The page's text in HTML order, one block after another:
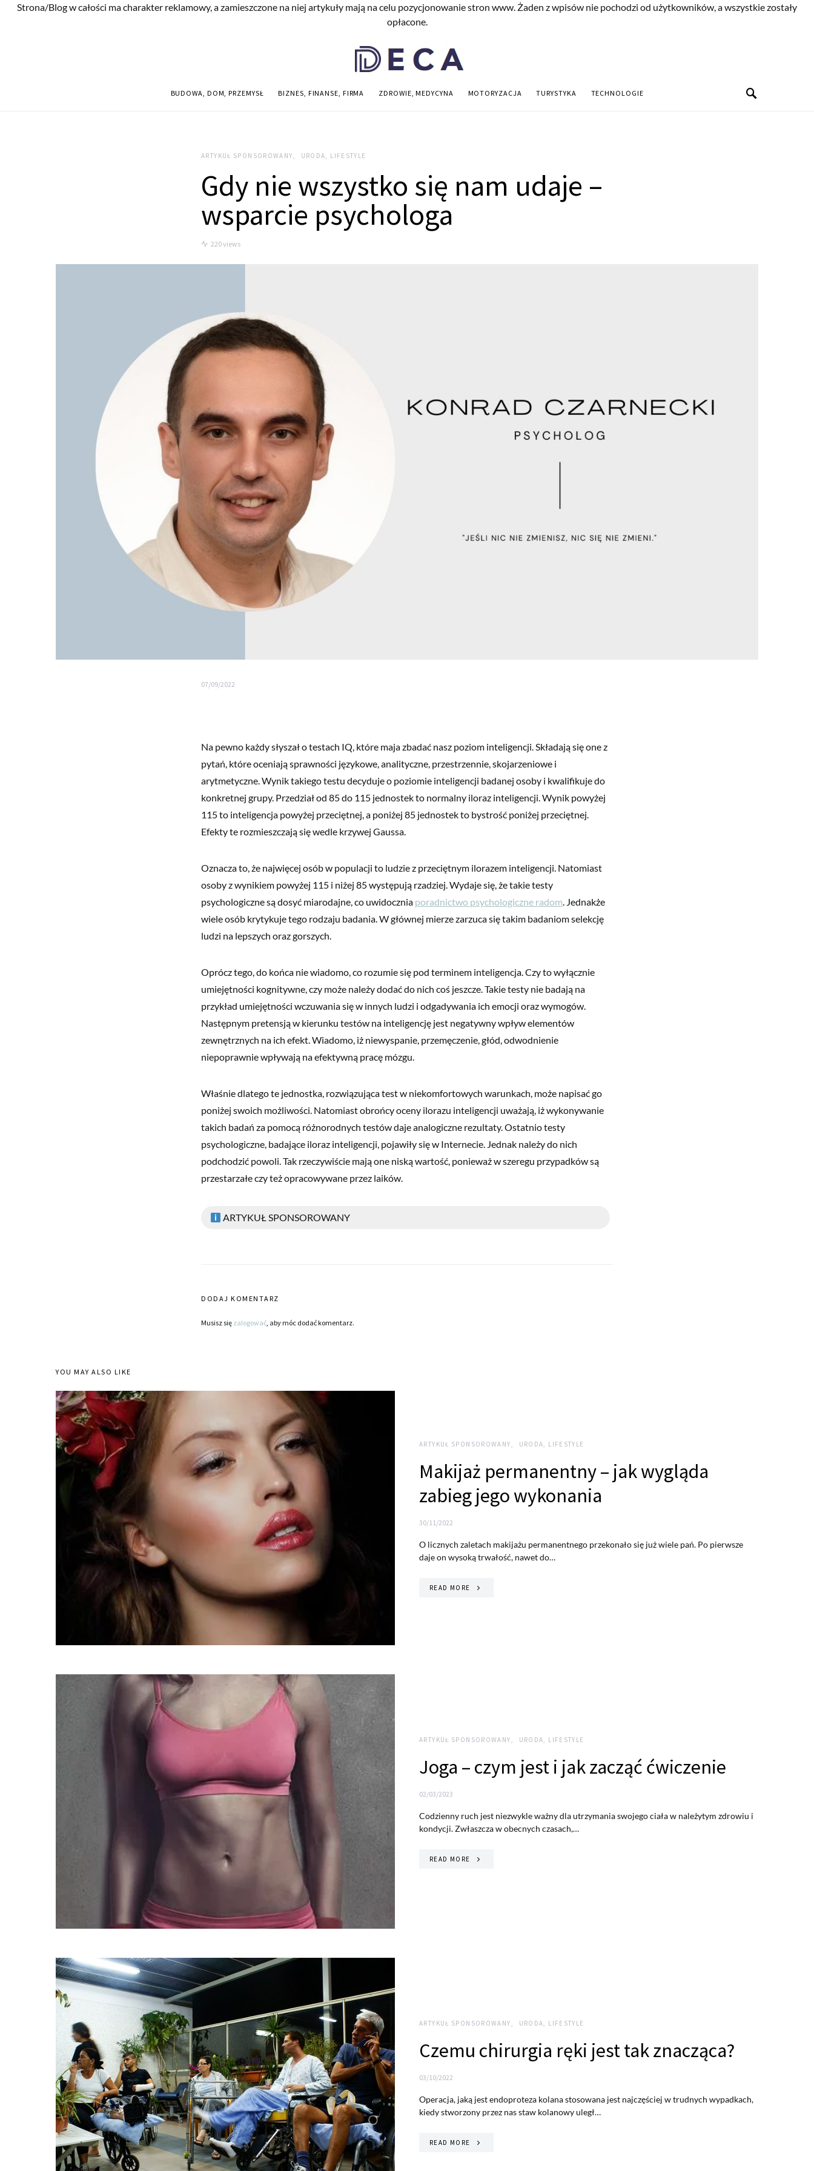
Strona/Blog w całości ma charakter reklamowy, a zamieszczone na niej artykuły mają na celu pozycjonowanie stron www. Żaden z wpisów nie pochodzi od użytkowników, a wszystkie zostały
opłacone.
BUDOWA, DOM, PRZEMYSŁ BIZNES, FINANSE, FIRMA ZDROWIE, MEDYCYNA MOTORYZACJA TURYSTYKA TECHNOLOGIE
ARTYKUŁ SPONSOROWANY URODA, LIFESTYLE
Gdy nie wszystko się nam udaje –
wsparcie psychologa
220 views
07/09/2022
Na pewno każdy słyszał o testach IQ, które maja zbadać nasz poziom inteligencji. Składają się one z
pytań, które oceniają sprawności językowe, analityczne, przestrzennie, skojarzeniowe i
arytmetyczne. Wynik takiego testu decyduje o poziomie inteligencji badanej osoby i kwalifikuje do
konkretnej grupy. Przedział od 85 do 115 jednostek to normalny iloraz inteligencji. Wynik powyżej
115 to inteligencja powyżej przeciętnej, a poniżej 85 jednostek to bystrość poniżej przeciętnej.
Efekty te rozmieszczają się wedle krzywej Gaussa.
Oznacza to, że najwięcej osób w populacji to ludzie z przeciętnym ilorazem inteligencji. Natomiast
osoby z wynikiem powyżej 115 i niżej 85 występują rzadziej. Wydaje się, że takie testy
psychologiczne są dosyć miarodajne, co uwidocznia poradnictwo psychologiczne radom. Jednakże
wiele osób krytykuje tego rodzaju badania. W głównej mierze zarzuca się takim badaniom selekcję
ludzi na lepszych oraz gorszych.
Oprócz tego, do końca nie wiadomo, co rozumie się pod terminem inteligencja. Czy to wyłącznie
umiejętności kognitywne, czy może należy dodać do nich coś jeszcze. Takie testy nie badają na
przykład umiejętności wczuwania się w innych ludzi i odgadywania ich emocji oraz wymogów.
Następnym pretensją w kierunku testów na inteligencję jest negatywny wpływ elementów
zewnętrznych na ich efekt. Wiadomo, iż niewyspanie, przemęczenie, głód, odwodnienie
niepoprawnie wpływają na efektywną pracę mózgu.
Właśnie dlatego te jednostka, rozwiązująca test w niekomfortowych warunkach, może napisać go
poniżej swoich możliwości. Natomiast obrońcy oceny ilorazu inteligencji uważają, iż wykonywanie
takich badań za pomocą różnorodnych testów daje analogiczne rezultaty. Ostatnio testy
psychologiczne, badające iloraz inteligencji, pojawiły się w Internecie. Jednak należy do nich
podchodzić powoli. Tak rzeczywiście mają one niską wartość, ponieważ w szeregu przypadków są
przestarzałe czy też opracowywane przez laików.
ARTYKUŁ SPONSOROWANY
DODAJ KOMENTARZ
Musisz się zalogować, aby móc dodać komentarz.
YOU MAY ALSO LIKE
ARTYKUŁ SPONSOROWANY URODA, LIFESTYLE
Makijaż permanentny – jak wygląda
zabieg jego wykonania
30/11/2022
O licznych zaletach makijażu permanentnego przekonało się już wiele pań. Po pierwsze
daje on wysoką trwałość, nawet do…
READ MORE
ARTYKUŁ SPONSOROWANY URODA, LIFESTYLE
Joga – czym jest i jak zacząć ćwiczenie
02/03/2023
Codzienny ruch jest niezwykle ważny dla utrzymania swojego ciała w należytym zdrowiu i
kondycji. Zwłaszcza w obecnych czasach,…
READ MORE
ARTYKUŁ SPONSOROWANY URODA, LIFESTYLE
Czemu chirurgia ręki jest tak znacząca?
03/10/2022
Operacja, jaką jest endoproteza kolana stosowana jest najczęściej w trudnych wypadkach,
kiedy stworzony przez nas staw kolanowy uległ…
READ MORE